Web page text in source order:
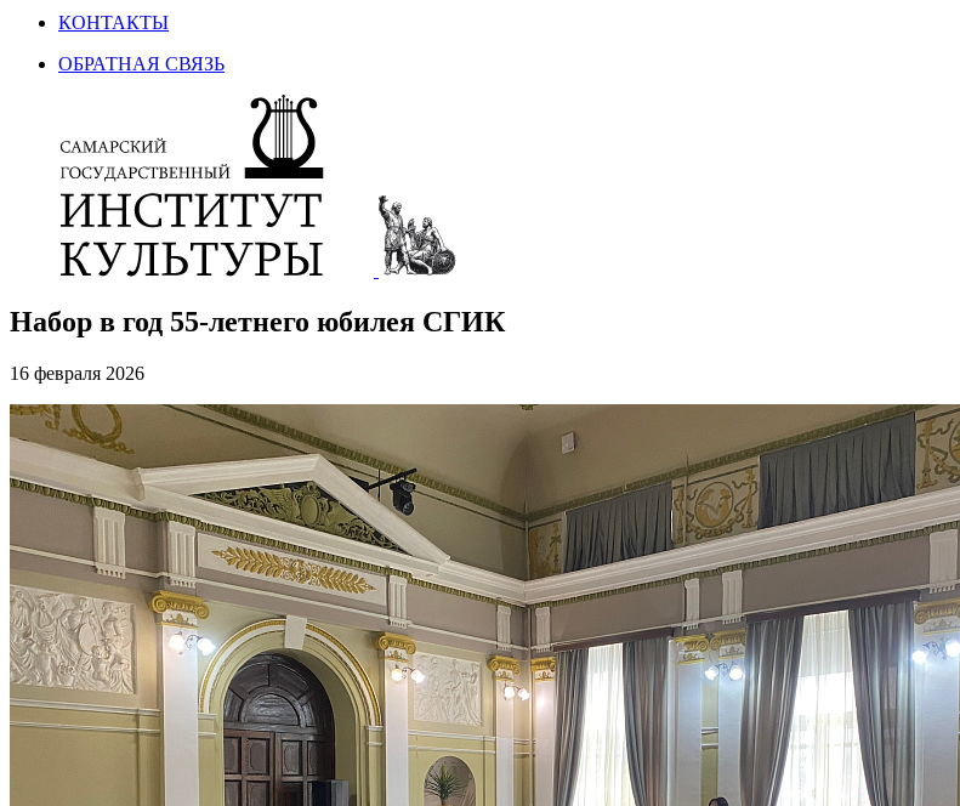
КОНТАКТЫ
ОБРАТНАЯ СВЯЗЬ
Набор в год 55-летнего юбилея СГИК
16 февраля 2026